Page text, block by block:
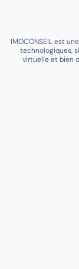
IMOCONSEIL est
technologiques,
virtuelle et bien